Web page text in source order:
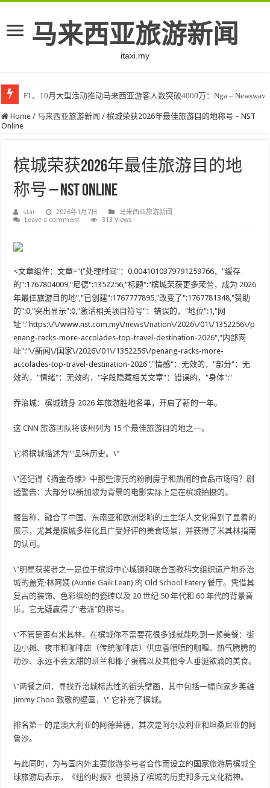
马来西亚旅游新闻
itaxi.my
F1、10月大型活动推动马来西亚游客人数突破4000万：Nga – Newswav
Home / 马来西亚旅游新闻 / 槟城荣获2026年最佳旅游目的地称号 – NST
Online
槟城荣获2026年最佳旅游目的地
称号 – NST Online
star 2026年1月7日
马来西亚旅游新闻
Leave a comment
313 Views
<文章组件：文章="{"处理时间"：0.0041010379791259766，"缓存
的":1767804009,"尼德":1352256,"标题":"槟城荣获更多荣誉，成为 2026
年最佳旅游目的地","已创建":1767777895,"改变了":1767781348,"赞助
的":0,"突出显示":0,"激活相关项目符号"：错误的，"地位":1,"网
址":"https:\/\/www.nst.com.my\/news\/nation\/2026\/01\/1352256\/p
enang-racks-more-accolades-top-travel-destination-2026","内部网
址":"\/新闻\/国家\/2026\/01\/1352256\/penang-racks-more-
accolades-top-travel-destination-2026","情感"：无效的，"部分"：无
效的，"情绪"：无效的，"字段隐藏相关文章"：错误的，"身体":"
乔治城：槟城跻身 2026 年旅游胜地名单，开启了新的一年。
这CNN 旅游团队将该州列为 15 个最佳旅游目的地之一。
它将槟城描述为“"品味历史。\"
\"还记得《摘金奇缘》中那些漂亮的粉刷房子和热闹的食品市场吗？剧
透警告：大部分以新加坡为背景的电影实际上是在槟城拍摄的。
报告称，融合了中国、东南亚和欧洲影响的土生华人文化得到了显着的
展示，尤其是槟城多样化且广受好评的美食场景，并获得了米其林指南
的认可。
\"明星获奖者之一是位于槟城中心城镇和联合国教科文组织遗产地乔治
城的盖克·林阿姨 (Auntie Gaik Lean) 的 Old School Eatery 餐厅。凭借其
复古的装饰、色彩缤纷的瓷砖以及 20 世纪 50 年代和 60 年代的背景音
乐，它无疑赢得了“老派”的称号。
\"不管是否有米其林，在槟城你不需要花很多钱就能吃到一顿美餐：街
边小摊、夜市和咖啡店（传统咖啡店）供应香喷喷的咖喱、热气腾腾的
叻沙、永远不会太甜的班兰和椰子蛋糕以及其他令人垂涎欲滴的美食。
\"两餐之间，寻找乔治城标志性的街头壁画，其中包括一幅向家乡英雄
Jimmy Choo 致敬的壁画，\" 它补充了槟城。
排名第一的是澳大利亚的阿德莱德，其次是阿尔及利亚和坦桑尼亚的阿
鲁沙。
与此同时，为与国内外主要旅游参与者合作而设立的国家旅游局槟城全
球旅游局表示，《纽约时报》也赞扬了槟城的历史和多元文化精神。